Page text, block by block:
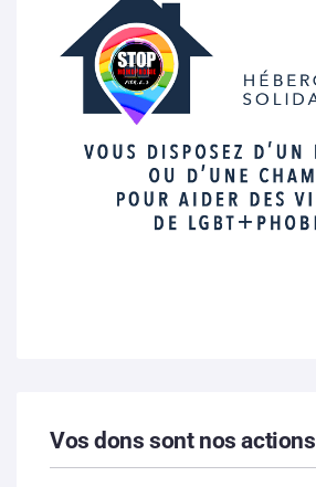
Vos dons sont nos actions